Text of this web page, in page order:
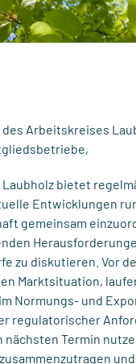
Arbeitskreises
bietet
Entwicklungen
gemeinsam
zu diskutieren. Vor
Marktsituation,
Normungs- und
regulatorischer
nächsten Termin